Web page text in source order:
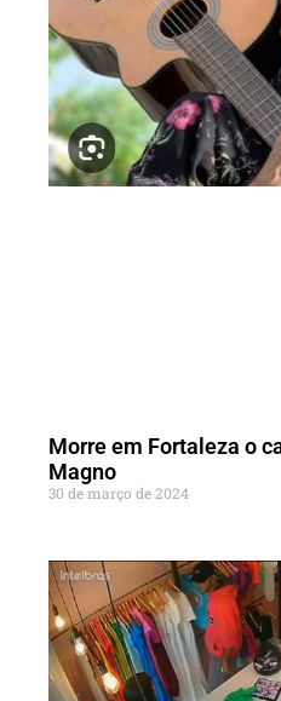
Morre em Fortaleza o
Magno
30 de março de 2024